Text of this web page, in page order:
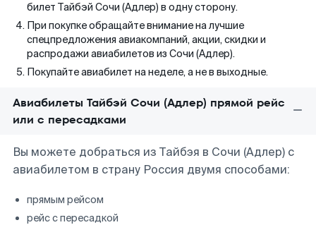
билет Тайбэй Сочи (Адлер) в одну сторону.
При покупке обращайте внимание на лучшие
спецпредложения авиакомпаний, акции, скидки и
распродажи авиабилетов из Сочи (Адлер).
Покупайте авиабилет на неделе, а не в выходные.
Авиабилеты Тайбэй Сочи (Адлер) прямой рейс
или с пересадками
Вы можете добраться из Тайбэя в Сочи (Адлер) с
авиабилетом в страну Россия двумя способами:
прямым рейсом
рейс с пересадкой